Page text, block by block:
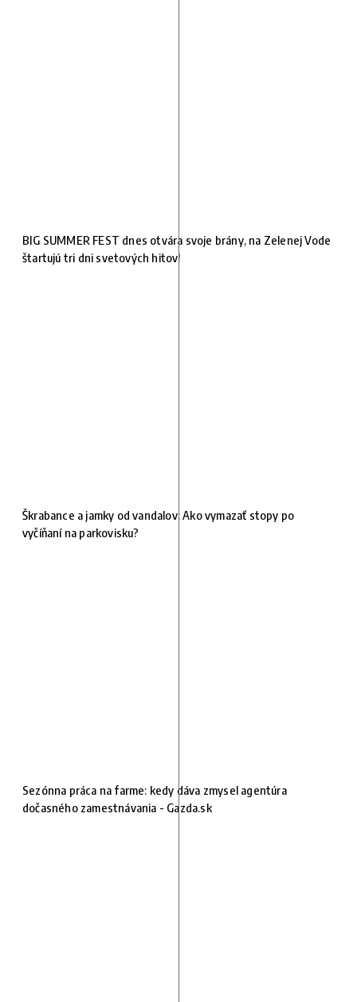
BIG SUMMER FEST dnes otvára svoje brány, na Zelenej Vode
štartujú tri dni svetových hitov!
Škrabance a jamky od vandalov: Ako vymazať stopy po
vyčíňaní na parkovisku?
Sezónna práca na farme: kedy dáva zmysel agentúra
dočasného zamestnávania - Gazda.sk